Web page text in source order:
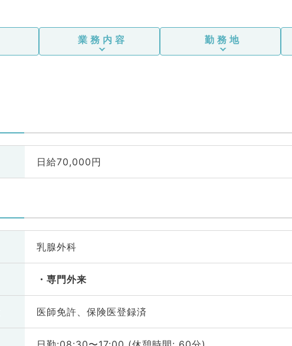
業務内容 勤務地
日給70,000円
乳腺外科
専門外来
医師免許、保険医登録済